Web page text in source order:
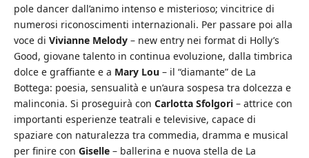
pole dancer dall’animo intenso e misterioso; vincitrice di
numerosi riconoscimenti internazionali. Per passare poi alla
voce di Vivianne Melody – new entry nei format di Holly’s
Good, giovane talento in continua evoluzione, dalla timbrica
dolce e graffiante e a Mary Lou – il “diamante” de La
Bottega: poesia, sensualità e un’aura sospesa tra dolcezza e
malinconia. Si proseguirà con Carlotta Sfolgori – attrice con
importanti esperienze teatrali e televisive, capace di
spaziare con naturalezza tra commedia, dramma e musical
per finire con Giselle – ballerina e nuova stella de La